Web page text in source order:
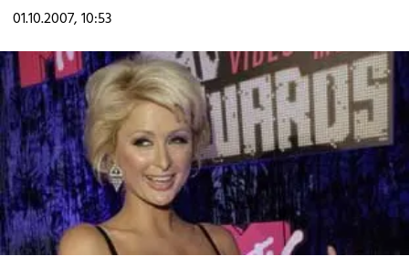
01.10.2007, 10:53